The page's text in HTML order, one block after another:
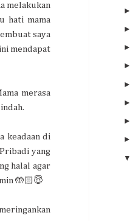
melakukan
hati mama
saya
mendapat
merasa
keadaan di
yang
halal agar
🤲🏻😇
►
►
►
►
►
►
►
►
▼